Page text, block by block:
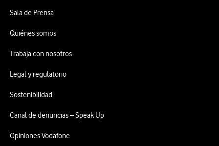
Sala de Prensa
Quiénes somos
Trabaja con nosotros
Legal y regulatorio
Sostenibilidad
Canal de denuncias – Speak Up
Opiniones Vodafone